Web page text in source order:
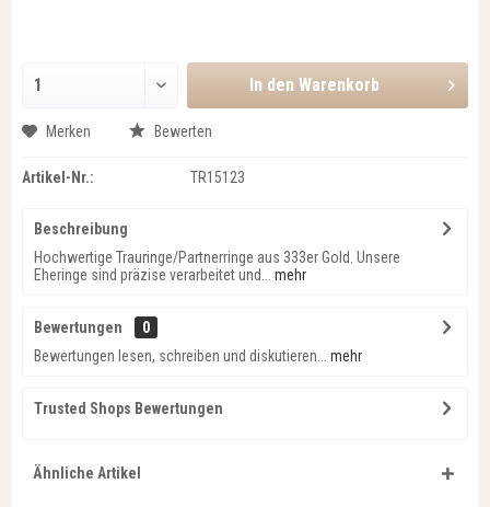
In den Warenkorb
Merken Bewerten
Artikel-Nr.: TR15123
Beschreibung
Hochwertige Trauringe/Partnerringe aus 333er Gold. Unsere
Eheringe sind präzise verarbeitet und...
mehr
Bewertungen
0
Bewertungen lesen, schreiben und diskutieren...
mehr
Trusted Shops Bewertungen
Ähnliche Artikel